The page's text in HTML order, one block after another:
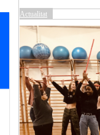
Actualitat